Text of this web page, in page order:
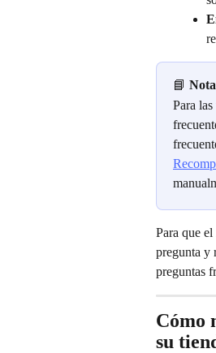
📘 Nota
Para
Para que
pregunta y
preguntas
Cómo
su